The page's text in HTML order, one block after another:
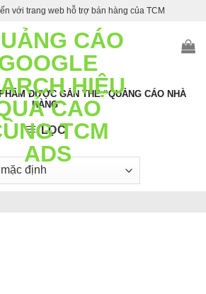
với trang web hỗ trợ bán hàng của TCM
ĐƯỢC GẮN THẺ “QUẢNG CÁO NHÀ
HÀNG”
LỌC